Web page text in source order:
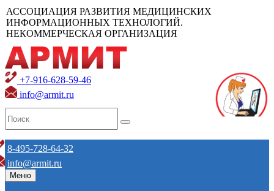
АССОЦИАЦИЯ РАЗВИТИЯ МЕДИЦИНСКИХ
ИНФОРМАЦИОННЫХ ТЕХНОЛОГИЙ.
НЕКОММЕРЧЕСКАЯ ОРГАНИЗАЦИЯ
+7-916-628-59-46
info@armit.ru
8-495-728-64-32
info@armit.ru
Меню